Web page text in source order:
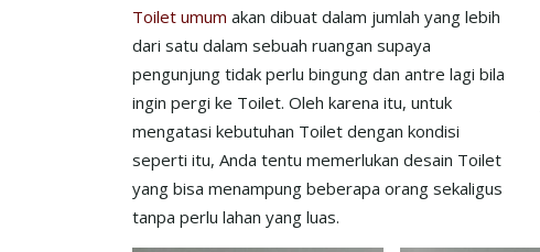
Toilet umum akan dibuat dalam jumlah yang lebih
dari satu dalam sebuah ruangan supaya
pengunjung tidak perlu bingung dan antre lagi bila
ingin pergi ke Toilet. Oleh karena itu, untuk
mengatasi kebutuhan Toilet dengan kondisi
seperti itu, Anda tentu memerlukan desain Toilet
yang bisa menampung beberapa orang sekaligus
tanpa perlu lahan yang luas.